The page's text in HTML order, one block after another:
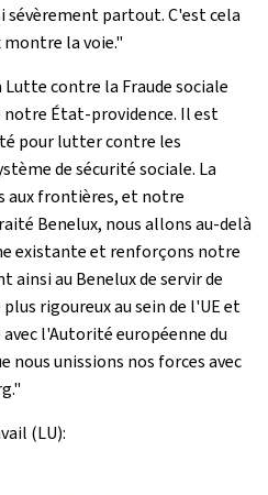
sévèrement partout. C'est cela
montre la voie."
contre la Fraude sociale
notre État-providence. Il est
pour lutter contre les
de sécurité sociale. La
aux frontières, et notre
Benelux, nous allons au-delà
existante et renforçons notre
au Benelux de servir de
rigoureux au sein de l'UE et
l'Autorité européenne du
nous unissions nos forces avec
(LU):